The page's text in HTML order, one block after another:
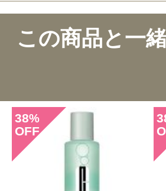
このコスメのレ
この商品と一
38%
OFF